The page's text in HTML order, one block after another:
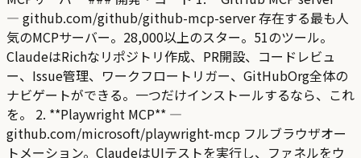
— github.com/github/github-mcp-server 存在する最も人
気のMCPサーバー。28,000以上のスター。51のツール。
ClaudeはRichなリポジトリ作成、PR開設、コードレビュ
ー、Issue管理、ワークフロートリガー、GitHubOrg全体の
ナビゲートができる。一つだけインストールするなら、これ
を。 2. **Playwright MCP** —
github.com/microsoft/playwright-mcp フルブラウザオー
トメーション。ClaudeはUIテストを実行し、ファネルをウ